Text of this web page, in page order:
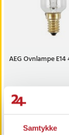
Samtykke
AEG Ovnlampe
Pris
99 kr.
Findes på lager,